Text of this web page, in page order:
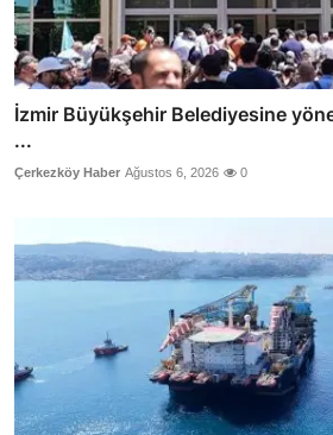
İzmir Büyükşehir Belediyesine
...
Çerkezköy Haber Ağustos 6, 2026 0